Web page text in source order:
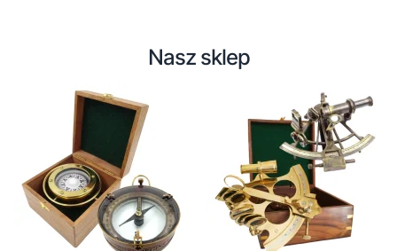
Nasz sklep